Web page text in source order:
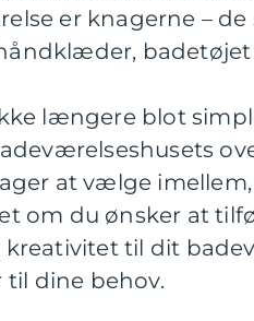
er knagerne – de
badetøjet
længere blot
at vælge
om du ønsker at
kreativitet til dit
til dine behov.